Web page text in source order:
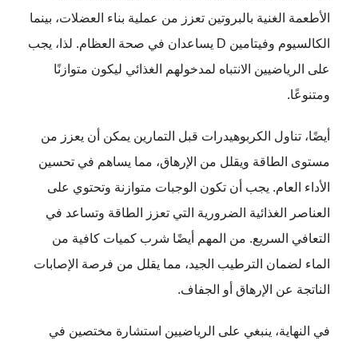
الأطعمة الغنية بالبروتين تعزز من عملية بناء العضلات، بينما
الكالسيوم وفيتامين D يساعدان في صحة العظام. لذا، يجب
على الرياضيين الانتباه لمدخولهم الغذائي ليكون متوازنًا
ومتنوعًا.
أيضًا، تناول الكربوهيدرات قبل التمارين يمكن أن يعزز من
مستوى الطاقة ويقلل من الإرهاق، مما يساهم في تحسين
الأداء العام. يجب أن تكون الوجبات متوازنة وتحتوي على
العناصر الغذائية الضرورية التي تعزز الطاقة وتساعد في
التعافي السريع. من المهم أيضًا شرب كميات كافية من
الماء لضمان الترطيب الجيد، مما يقلل من فرصة الإصابات
الناتجة عن الإرهاق أو الجفاف.
في النهاية، ينبغي على الرياضيين استشارة مختصين في